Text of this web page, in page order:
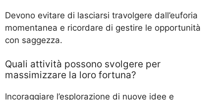
Devono evitare di lasciarsi travolgere dall’euforia
momentanea e ricordare di gestire le opportunità
con saggezza.
Quali attività possono svolgere per
massimizzare la loro fortuna?
Incoraggiare l’esplorazione di nuove idee e